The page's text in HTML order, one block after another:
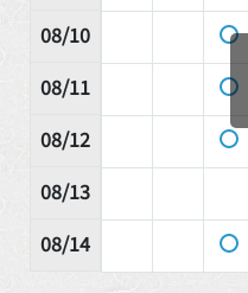
08/10
08/11
08/12
08/13
08/14